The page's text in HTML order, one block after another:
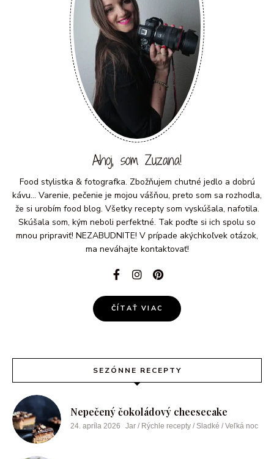
Ahoj, som Zuzana!
Food stylistka & fotografka. Zbožňujem chutné jedlo a dobrú
kávu... Varenie, pečenie je mojou vášňou, preto som sa rozhodla,
že si urobím food blog. Všetky recepty som vyskúšala, nafotila.
Skúšala som, kým neboli perfektné. Tak poďte si ich spolu so
mnou pripraviť! NEZABUDNITE! V prípade akýchkoľvek otázok,
ma neváhajte kontaktovať!
ČÍTAŤ VIAC
SEZÓNNE RECEPTY
Nepečený čokoládový cheesecake
24. apríla 2026 Jar / Rýchle recepty / Sladké / Veľká noc